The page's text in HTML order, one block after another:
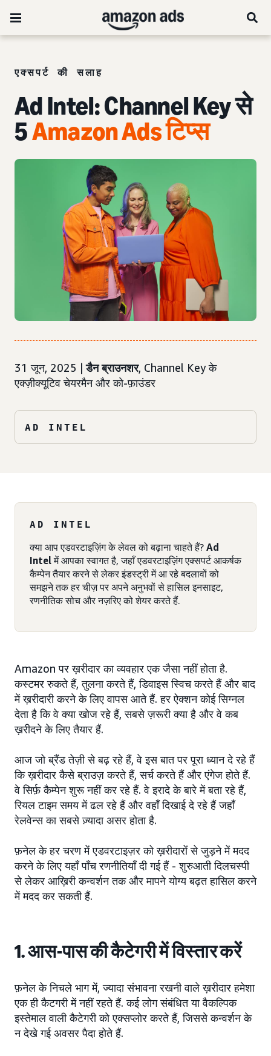
एक्सपर्ट की सलाह
Ad Intel: Channel Key से
5Amazon Ads टिप्स
31 जून, 2025 |डैन ब्राउनशर, Channel Key के
एक्ज़ीक्यूटिव चेयरमैन और को-फ़ाउंडर
AD INTEL
AD INTEL
क्या आप एडवरटाइज़िंग के लेवल को बढ़ाना चाहते हैं? Ad
Intelमें आपका स्वागत है, जहाँ एडवरटाइज़िंग एक्सपर्ट आकर्षक
कैम्पेन तैयार करने से लेकर इंडस्ट्री में आ रहे बदलावों को
समझने तक हर चीज़ पर अपने अनुभवों से हासिल इनसाइट,
रणनीतिक सोच और नज़रिए को शेयर करते हैं.
Amazon पर ख़रीदार का व्यवहार एक जैसा नहीं होता है.
कस्टमर रुकते हैं, तुलना करते हैं, डिवाइस स्विच करते हैं और बाद
में ख़रीदारी करने के लिए वापस आते हैं. हर ऐक्शन कोई सिग्नल
देता है कि वे क्या खोज रहे हैं, सबसे ज़रूरी क्या है और वे कब
ख़रीदने के लिए तैयार हैं.
आज जो ब्रैंड तेज़ी से बढ़ रहे हैं, वे इस बात पर पूरा ध्यान दे रहे हैं
कि ख़रीदार कैसे ब्राउज़ करते हैं, सर्च करते हैं और एंगेज होते हैं.
वे सिर्फ़ कैम्पेन शुरू नहीं कर रहे हैं. वे इरादे के बारे में बता रहे हैं,
रियल टाइम समय में ढल रहे हैं और वहाँ दिखाई दे रहे हैं जहाँ
रेलवेन्स का सबसे ज़्यादा असर होता है.
फ़नेल के हर चरण में एडवरटाइज़र को ख़रीदारों से जुड़ने में मदद
करने के लिए यहाँ पाँच रणनीतियाँ दी गई हैं - शुरुआती दिलचस्पी
से लेकर आख़िरी कन्वर्शन तक और मापने योग्य बढ़त हासिल करने
में मदद कर सकती हैं.
1. आस-पास की कैटेगरी में विस्तार करें
फ़नेल के निचले भाग में, ज्यादा संभावना रखनी वाले ख़रीदार हमेशा
एक ही कैटगरी में नहीं रहते हैं. कई लोग संबंधित या वैकल्पिक
इस्तेमाल वाली कैटेगरी को एक्सप्लोर करते हैं, जिससे कन्वर्शन के
न देखे गई अवसर पैदा होते हैं.